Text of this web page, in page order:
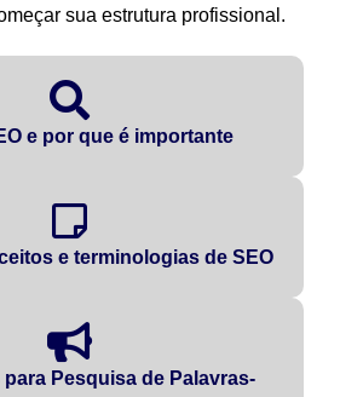
sua estrutura profissional.
e por que é importante
e terminologias de SEO
para Pesquisa de Palavras-